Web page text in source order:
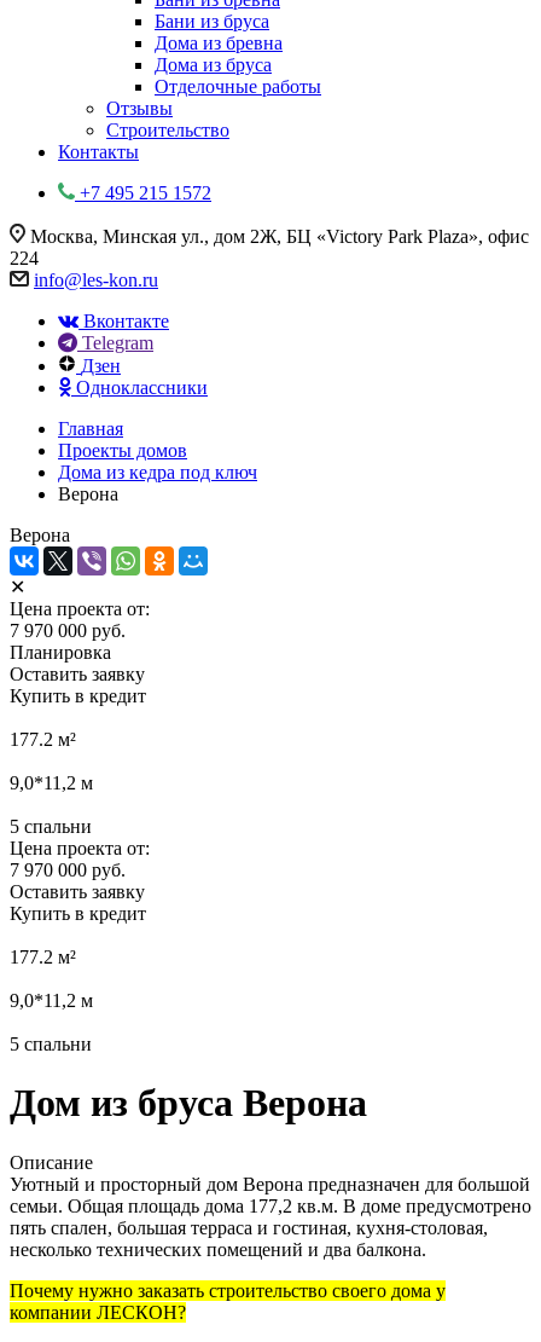
Бани из бруса
Дома из бревна
Дома из бруса
Отделочные работы
Отзывы
Строительство
Контакты
+7 495 215 1572
Москва, Минская ул., дом 2Ж, БЦ «Victory Park Plaza», офис
224
info@les-kon.ru
Вконтакте
Telegram
Дзен
Одноклассники
Главная
Проекты домов
Дома из кедра под ключ
Верона
Верона
✕
Цена проекта от:
7 970 000 руб.
Планировка
Оставить заявку
Купить в кредит
177.2 м²
9,0*11,2 м
5 спальни
Цена проекта от:
7 970 000 руб.
Оставить заявку
Купить в кредит
177.2 м²
9,0*11,2 м
5 спальни
Дом из бруса Верона
Описание
Уютный и просторный дом Верона предназначен для большой
семьи. Общая площадь дома 177,2 кв.м. В доме предусмотрено
пять спален, большая терраса и гостиная, кухня-столовая,
несколько технических помещений и два балкона.
Почему нужно заказать строительство своего дома у
компании ЛЕСКОН?